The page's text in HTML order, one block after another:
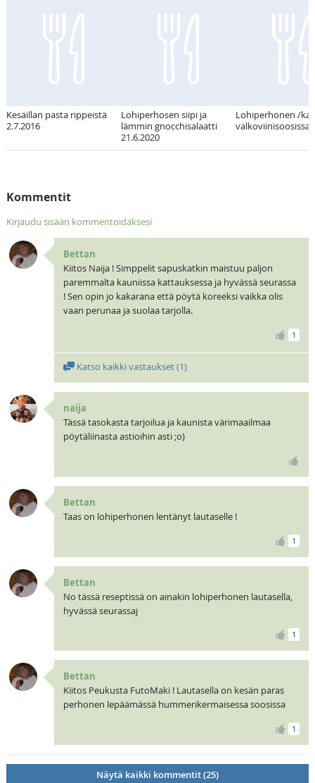
Kesäillan pasta rippeistä
2.7.2016
Lohiperhosen siipi ja
lämmin gnocchisalaatti
21.6.2020
Lohiperhonen /
valkoviinisoosissa
Kommentit
Kirjaudu sisään kommentoidaksesi
Bettan
Kiitos Naija ! Simppelit sapuskatkin maistuu paljon
paremmalta kauniissa kattauksessa ja hyvässä seurassa
! Sen opin jo kakarana että pöytä koreeksi vaikka olis
vaan perunaa ja suolaa tarjolla.
1
Katso kaikki vastaukset (1)
naija
Tässä tasokasta tarjoilua ja kaunista värimaailmaa
pöytäliinasta astioihin asti ;o)
Bettan
Taas on lohiperhonen lentänyt lautaselle !
1
Bettan
No tässä reseptissä on ainakin lohiperhonen lautasella,
hyvässä seurassaj
1
Bettan
Kiitos Peukusta FutoMaki ! Lautasella on kesän paras
perhonen lepäämässä hummerikermaisessa soosissa
1
Näytä kaikki kommentit (25)